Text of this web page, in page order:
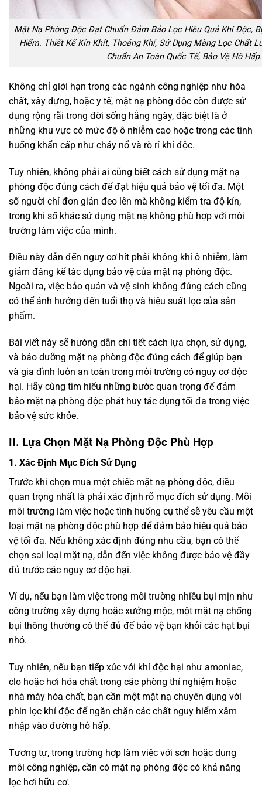
Mặt Nạ Phòng Độc Đạt Chuẩn Đảm Bảo Lọc Hiệu Quả Khí Độc,
Hiểm. Thiết Kế Kín Khít, Thoáng Khí, Sử Dụng Màng Lọc Chất
Chuẩn An Toàn Quốc Tế, Bảo Vệ Hô Hấp.
Không chỉ giới hạn trong các ngành công nghiệp như hóa
chất, xây dựng, hoặc y tế, mặt nạ phòng độc còn được sử
dụng rộng rãi trong đời sống hằng ngày, đặc biệt là ở
những khu vực có mức độ ô nhiễm cao hoặc trong các tình
huống khẩn cấp như cháy nổ và rò rỉ khí độc.
Tuy nhiên, không phải ai cũng biết cách sử dụng mặt nạ
phòng độc đúng cách để đạt hiệu quả bảo vệ tối đa. Một
số người chỉ đơn giản đeo lên mà không kiểm tra độ kín,
trong khi số khác sử dụng mặt nạ không phù hợp với môi
trường làm việc của mình.
Điều này dẫn đến nguy cơ hít phải không khí ô nhiễm, làm
giảm đáng kể tác dụng bảo vệ của mặt nạ phòng độc.
Ngoài ra, việc bảo quản và vệ sinh không đúng cách cũng
có thể ảnh hưởng đến tuổi thọ và hiệu suất lọc của sản
phẩm.
Bài viết này sẽ hướng dẫn chi tiết cách lựa chọn, sử dụng,
và bảo dưỡng mặt nạ phòng độc đúng cách để giúp bạn
và gia đình luôn an toàn trong môi trường có nguy cơ độc
hại. Hãy cùng tìm hiểu những bước quan trọng để đảm
bảo mặt nạ phòng độc phát huy tác dụng tối đa trong việc
bảo vệ sức khỏe.
II. Lựa Chọn Mặt Nạ Phòng Độc Phù Hợp
1. Xác Định Mục Đích Sử Dụng
Trước khi chọn mua một chiếc mặt nạ phòng độc, điều
quan trọng nhất là phải xác định rõ mục đích sử dụng. Mỗi
môi trường làm việc hoặc tình huống cụ thể sẽ yêu cầu một
loại mặt nạ phòng độc phù hợp để đảm bảo hiệu quả bảo
vệ tối đa. Nếu không xác định đúng nhu cầu, bạn có thể
chọn sai loại mặt nạ, dẫn đến việc không được bảo vệ đầy
đủ trước các nguy cơ độc hại.
Ví dụ, nếu bạn làm việc trong môi trường nhiều bụi mịn như
công trường xây dựng hoặc xưởng mộc, một mặt nạ chống
bụi thông thường có thể đủ để bảo vệ bạn khỏi các hạt bụi
nhỏ.
Tuy nhiên, nếu bạn tiếp xúc với khí độc hại như amoniac,
clo hoặc hơi hóa chất trong các phòng thí nghiệm hoặc
nhà máy hóa chất, bạn cần một mặt nạ chuyên dụng với
phin lọc khí độc để ngăn chặn các chất nguy hiểm xâm
nhập vào đường hô hấp.
Tương tự, trong trường hợp làm việc với sơn hoặc dung
môi công nghiệp, cần có mặt nạ phòng độc có khả năng
lọc hơi hữu cơ.